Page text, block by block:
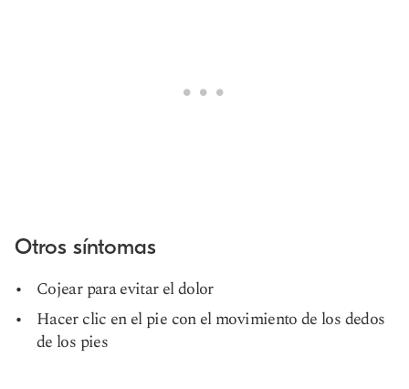
Otros síntomas
Cojear para evitar el dolor
Hacer clic en el pie con el movimiento de los dedos
de los pies